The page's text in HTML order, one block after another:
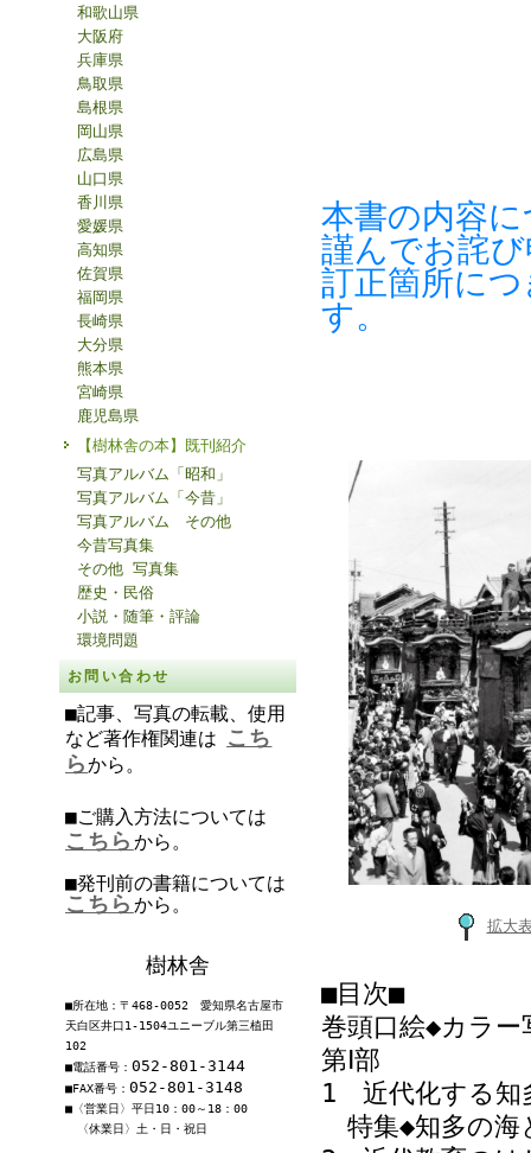
和歌山県
大阪府
兵庫県
鳥取県
島根県
岡山県
広島県
山口県
香川県
愛媛県
高知県
佐賀県
福岡県
長崎県
大分県
熊本県
宮崎県
鹿児島県
【樹林舎の本】既刊紹介
写真アルバム「昭和」
写真アルバム「今昔」
写真アルバム その他
今昔写真集
その他 写真集
歴史・民俗
小説・随筆・評論
環境問題
お問い合わせ
■記事、写真の転載、使用
など著作権関連は こち
らから。
■ご購入方法については
こちら から。
■発刊前の書籍については
こちら から。
樹林舎
■所在地：〒468-0052 愛知県名古屋市
天白区井口1-1504ユニーブル第三植田
102
■電話番号： 052-801-3144
■FAX番号： 052-801-3148
■〈営業日〉平日10：00～18：00
〈休業日〉土・日・祝日
本書の内容
謹んでお詫
訂正箇所に
す。
拡大
■目次■
巻頭口絵◆カラー
第Ⅰ部
1 近代化する知
特集◆知多の海